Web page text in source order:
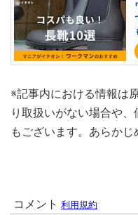
※記事内における情報は
り取扱いがない場合や
もございます。あらかじ